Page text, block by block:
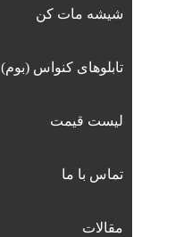
شیشه مات کن
تابلوهای کنواس (بوم)
لیست قیمت
تماس با ما
مقالات